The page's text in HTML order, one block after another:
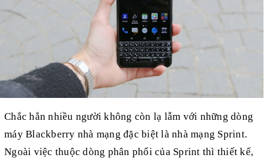
Chắc hẳn nhiều người không còn lạ lẫm với những dòng
máy Blackberry nhà mạng đặc biệt là nhà mạng Sprint.
Ngoài việc thuộc dòng phân phối của Sprint thì thiết kế,